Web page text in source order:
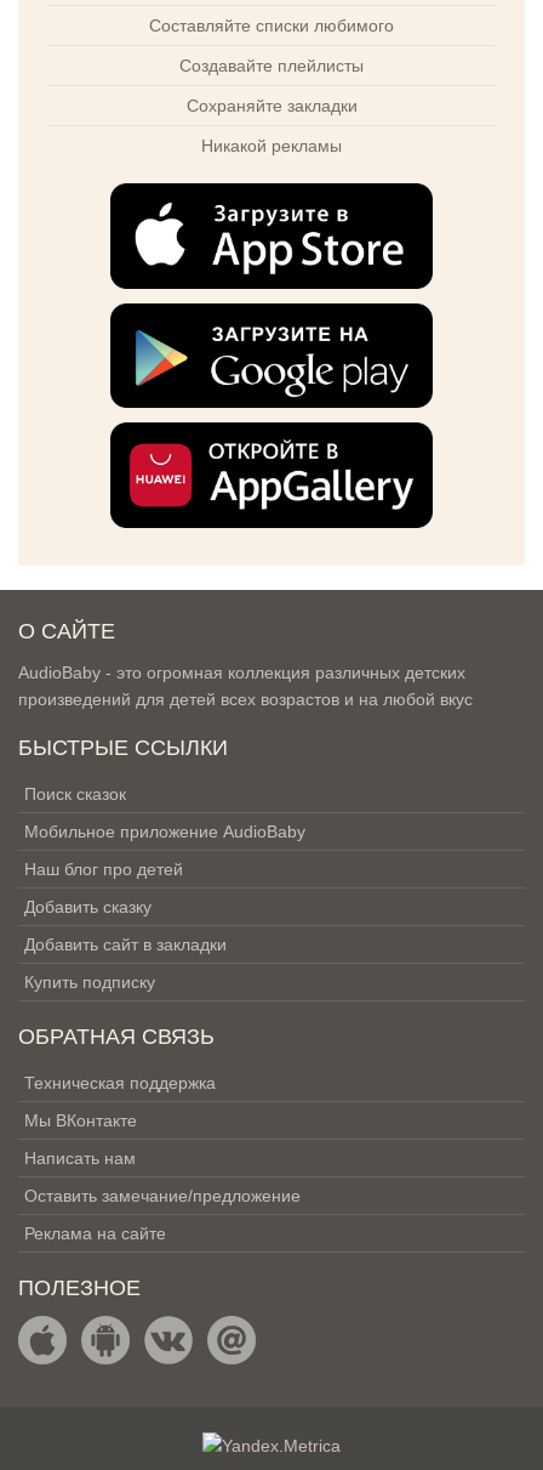
Составляйте списки любимого
Создавайте плейлисты
Сохраняйте закладки
Никакой рекламы
О САЙТЕ
AudioBaby - это огромная коллекция различных детских
произведений для детей всех возрастов и на любой вкус
БЫСТРЫЕ ССЫЛКИ
Поиск сказок
Мобильное приложение AudioBaby
Наш блог про детей
Добавить сказку
Добавить сайт в закладки
Купить подписку
ОБРАТНАЯ СВЯЗЬ
Техническая поддержка
Мы ВКонтакте
Написать нам
Оставить замечание/предложение
Реклама на сайте
ПОЛЕЗНОЕ